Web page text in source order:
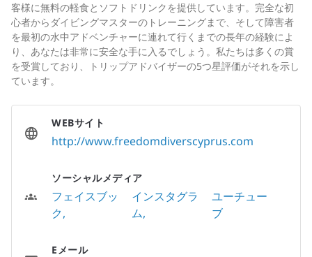
客様に無料の軽食とソフトドリンクを提供しています。完全な初
心者からダイビングマスターのトレーニングまで、そして障害者
を最初の水中アドベンチャーに連れて行くまでの長年の経験によ
り、あなたは非常に安全な手に入るでしょう。私たちは多くの賞
を受賞しており、トリップアドバイザーの5つ星評価がそれを示し
ています。
WEBサイト
http://www.freedomdiverscyprus.com
ソーシャルメディア
フェイスブッ
ク
インスタグラ
ム
ユーチュー
ブ
Eメール